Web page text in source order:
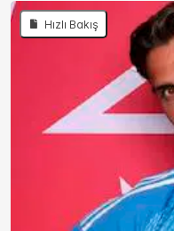
Hızlı Bakış